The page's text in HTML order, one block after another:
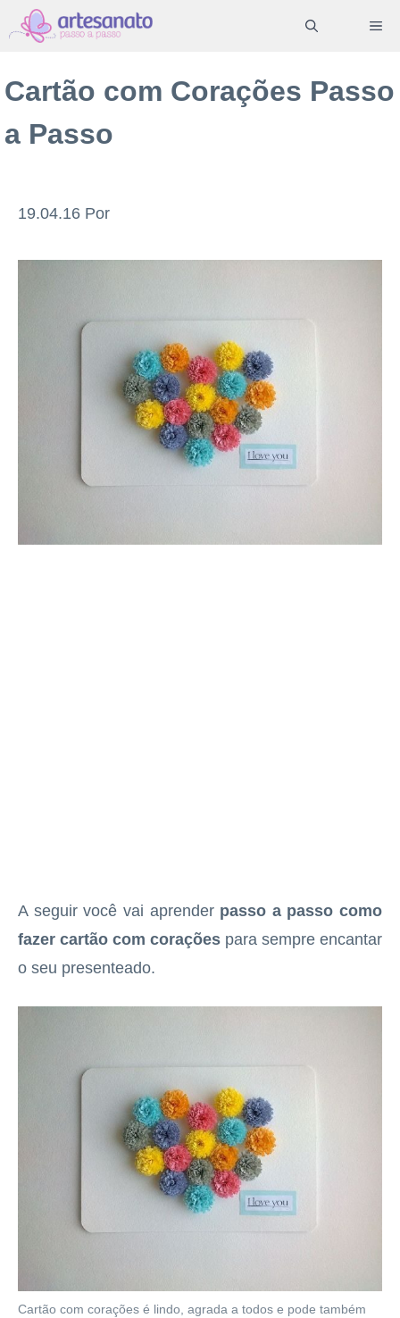
Pular
para
conteúdo
Cartão com Corações Passo
a Passo
19.04.16 Por
A seguir você vai aprender passo a passo como
fazer cartão com corações para sempre encantar
o seu presenteado.
Cartão com corações é lindo, agrada a todos e pode também